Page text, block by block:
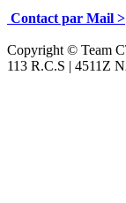
Contact par Mail >
Copyright © Team
113 R.C.S | 4511Z